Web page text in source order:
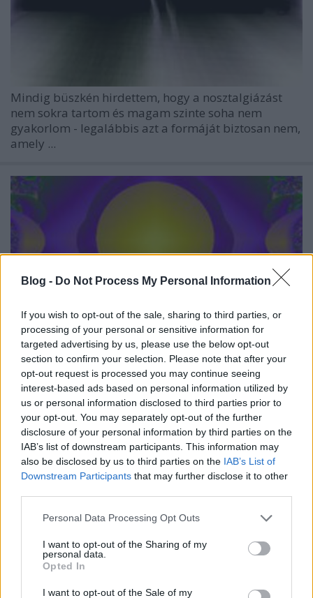
Blog - Do Not Process My Personal Information
If you wish to opt-out of the sale, sharing to third parties, or
processing of your personal or sensitive information for
targeted advertising by us, please use the below opt-out
section to confirm your selection. Please note that after your
opt-out request is processed you may continue seeing
interest-based ads based on personal information utilized by
us or personal information disclosed to third parties prior to
your opt-out. You may separately opt-out of the further
disclosure of your personal information by third parties on the
IAB’s list of downstream participants. This information may
also be disclosed by us to third parties on the IAB’s List of
Downstream Participants that may further disclose it to other
Please note that this website/app uses one or more Google
not limited to your visit or usage behaviour. You may click to
grant or deny consent to Google and its third-party tags to
use your data for below specified purposes in below Google
consent section.
Personal Data Processing Opt Outs
I want to opt-out of the Sharing of my
personal data.
Opted In
I want to opt-out of the Sale of my
Mindig büszkén hirdettem, hogy a nosztalgiázást
nem sokra tartom és magam szinte soha nem
gyakorlom - legalábbis azt a formáját biztosan nem,
amely ...
A Tárki és a pirézek
BDK•2016. február 23.